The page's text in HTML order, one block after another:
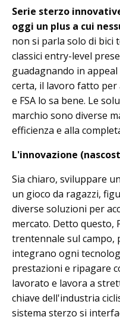
Serie sterzo
oggi un plus a cui
non si parla solo di bici
classici entry-level
guadagnando in
certa, il lavoro fatto
e FSA lo sa bene. Le
marchio sono diverse
efficienza e alla
L'innovazione
Sia chiaro, sviluppare
un gioco da ragazzi,
diverse soluzioni per
mercato. Detto questo,
trentennale sul campo,
integrano ogni
prestazioni e ripagare
lavorato e lavora a
chiave dell'industria
sistema sterzo si